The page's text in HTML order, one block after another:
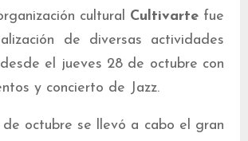
cultural Cultivartefue
de diversas actividades
el jueves 28 de octubre con
y concierto de Jazz.
de octubre se llevó a cabo el gran